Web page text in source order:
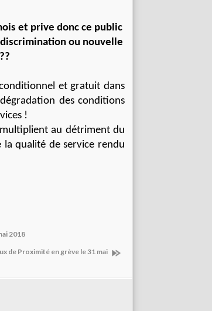
et prive donc ce public
ou nouvelle
et gratuit dans
des conditions
!
au détriment du
qualité de service rendu
2018
de Proximité en grève le 31 mai